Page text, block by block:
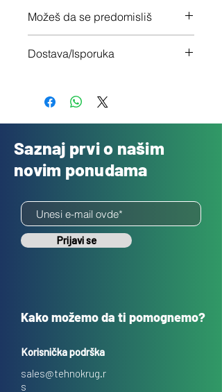
Možeš da se predomisliš
nisi zadovoljan
Dostava/Isporuka
Saznaj prvi o našim
novim ponudama
Prijavi se
Kako možemo da ti pomognemo?
Korisnička podrška
sales@tehnokrug.r
s